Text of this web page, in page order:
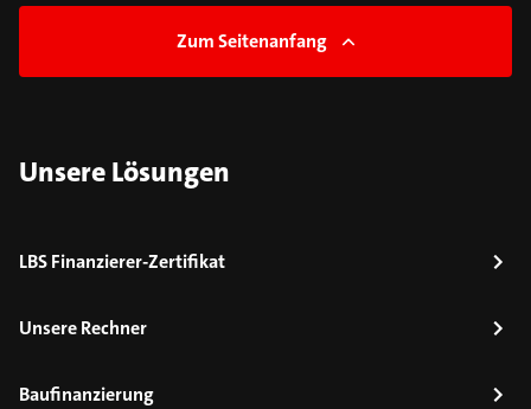
Zum Seitenanfang
Unsere Lösungen
LBS Finanzierer-Zertifikat
Unsere Rechner
Baufinanzierung